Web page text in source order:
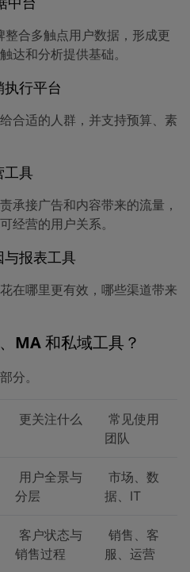
合多触点用户数据，形成更
达和分析提供基础。
行平台
合适的人群，并支持预算、素
工具
承接广告和内容带来的流量，
经营的用户关系。
报表工具
在哪里更有效，哪些渠道带来
MA 和私域工具？
分。
更关注什么
常见使用
团队
用户全景与
分层
市场、数
据、IT
客户状态与
销售过程
销售、客
服、运营